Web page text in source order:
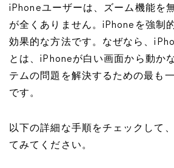
iPhoneユーザーは、ズーム機能を
が全くありません。iPhoneを強制
効果的な方法です。なぜなら、
とは、iPhoneが白い画面から動か
テムの問題を解決するための最も
です。
以下の詳細な手順をチェックして
てみてください。